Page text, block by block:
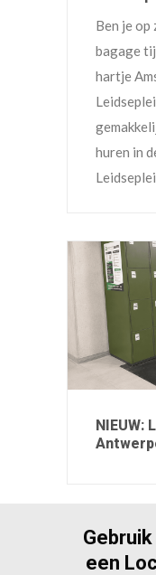
Ben je op
bagage
hartje
huren in
NIEUW:
een